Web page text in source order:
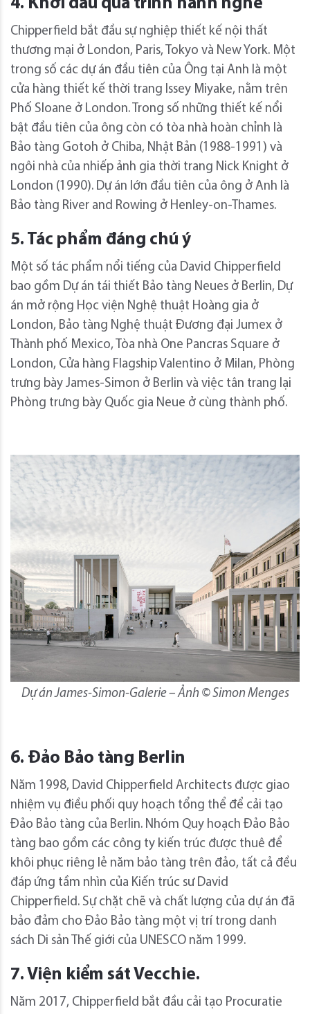
4. Khởi đầu quá trình hành nghề
Chipperfield bắt đầu sự nghiệp thiết kế nội thất
thương mại ở London, Paris, Tokyo và New York. Một
trong số các dự án đầu tiên của Ông tại Anh là một
cửa hàng thiết kế thời trang Issey Miyake, nằm trên
Phố Sloane ở London. Trong số những thiết kế nổi
bật đầu tiên của ông còn có tòa nhà hoàn chỉnh là
Bảo tàng Gotoh ở Chiba, Nhật Bản (1988-1991) và
ngôi nhà của nhiếp ảnh gia thời trang Nick Knight ở
London (1990). Dự án lớn đầu tiên của ông ở Anh là
Bảo tàng River and Rowing ở Henley-on-Thames.
5. Tác phẩm đáng chú ý
Một số tác phẩm nổi tiếng của David Chipperfield
bao gồm Dự án tái thiết Bảo tàng Neues ở Berlin, Dự
án mở rộng Học viện Nghệ thuật Hoàng gia ở
London, Bảo tàng Nghệ thuật Đương đại Jumex ở
Thành phố Mexico, Tòa nhà One Pancras Square ở
London, Cửa hàng Flagship Valentino ở Milan, Phòng
trưng bày James-Simon ở Berlin và việc tân trang lại
Phòng trưng bày Quốc gia Neue ở cùng thành phố.
Dự án James-Simon-Galerie – Ảnh © Simon Menges
6. Đảo Bảo tàng Berlin
Năm 1998, David Chipperfield Architects được giao
nhiệm vụ điều phối quy hoạch tổng thể để cải tạo
Đảo Bảo tàng của Berlin. Nhóm Quy hoạch Đảo Bảo
tàng bao gồm các công ty kiến ​​trúc được thuê để
khôi phục riêng lẻ năm bảo tàng trên đảo, tất cả đều
đáp ứng tầm nhìn của Kiến trúc sư David
Chipperfield. Sự chặt chẽ và chất lượng của dự án đã
bảo đảm cho Đảo Bảo tàng một vị trí trong danh
sách Di sản Thế giới của UNESCO năm 1999.
7. Viện kiểm sát Vecchie.
Năm 2017, Chipperfield bắt đầu cải tạo Procuratie